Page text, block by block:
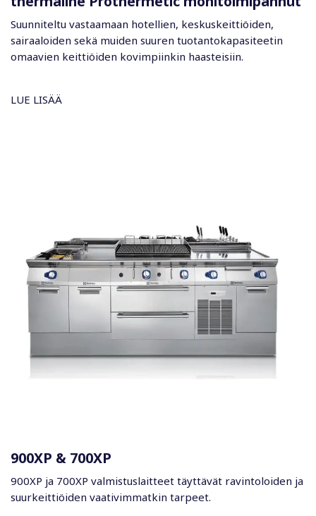
Suunniteltu vastaamaan hotellien, keskuskeittiöiden,
sairaaloiden sekä muiden suuren tuotantokapasiteetin
omaavien keittiöiden kovimpiinkin haasteisiin.
LUE LISÄÄ
900XP & 700XP
900XP ja 700XP valmistuslaitteet täyttävät ravintoloiden ja
suurkeittiöiden vaativimmatkin tarpeet.